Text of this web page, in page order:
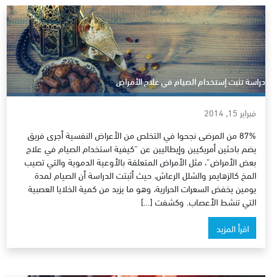
دراسة تثبت إستخدام الصيام في علاج الأمراض
فبراير 15, 2014
87% من المرضى نجحوا في التخلص من الأعراض النفسية أجرى فريق
يضم باحثين أمريكيين وإيطاليين عن “كيفية استخدام الصيام في علاج
بعض الأمراض”، مثل الأمراض المتعلقة بالأوعية الدموية والتي تصيب
المخ كالزهايمر والشلل الرعاش، حيث أثبتت الدراسة أن الصيام لمدة
يومين يخفض السعرات الحرارية، وهو ما يزيد من كمية الخلايا العصبية
التي تنشط الأعصاب. وكشفت […]
اقرأ المزيد